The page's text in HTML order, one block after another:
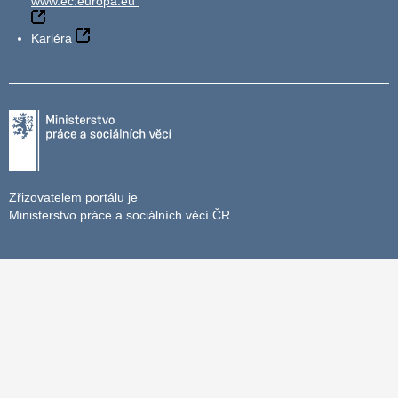
Kariéra
Zřizovatelem portálu je
Ministerstvo práce a sociálních věcí ČR